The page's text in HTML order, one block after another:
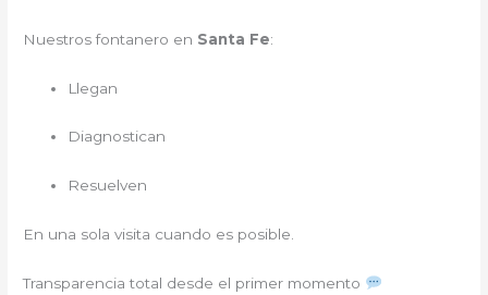
Nuestros fontanero en Santa Fe:
Llegan
Diagnostican
Resuelven
En una sola visita cuando es posible.
Transparencia total desde el primer momento